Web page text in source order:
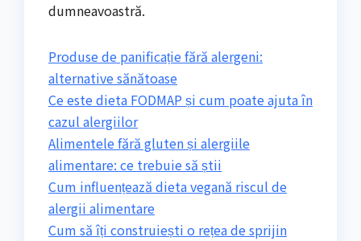
dumneavoastră.
Produse de panificație fără alergeni:
alternative sănătoase
Ce este dieta FODMAP și cum poate ajuta în
cazul alergiilor
Alimentele fără gluten și alergiile
alimentare: ce trebuie să știi
Cum influențează dieta vegană riscul de
alergii alimentare
Cum să îți construiești o rețea de sprijin